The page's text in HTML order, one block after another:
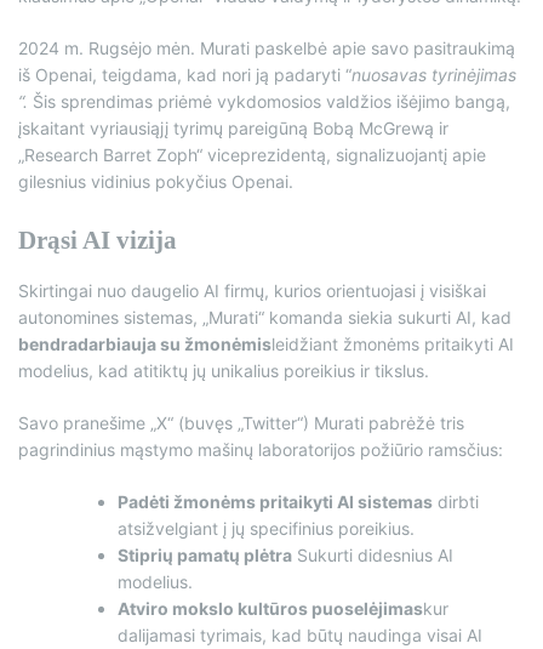
2024 m. Rugsėjo mėn. Murati paskelbė apie savo pasitraukimą
iš Openai, teigdama, kad nori ją padaryti “nuosavas tyrinėjimas
“. Šis sprendimas priėmė vykdomosios valdžios išėjimo bangą,
įskaitant vyriausiąjį tyrimų pareigūną Bobą McGrewą ir
„Research Barret Zoph“ viceprezidentą, signalizuojantį apie
gilesnius vidinius pokyčius Openai.
Drąsi AI vizija
Skirtingai nuo daugelio AI firmų, kurios orientuojasi į visiškai
autonomines sistemas, „Murati“ komanda siekia sukurti AI, kad
bendradarbiauja su žmonėmisleidžiant žmonėms pritaikyti AI
modelius, kad atitiktų jų unikalius poreikius ir tikslus.
Savo pranešime „X“ (buvęs „Twitter“) Murati pabrėžė tris
pagrindinius mąstymo mašinų laboratorijos požiūrio ramsčius:
Padėti žmonėms pritaikyti AI sistemas dirbti
atsižvelgiant į jų specifinius poreikius.
Stiprių pamatų plėtra Sukurti didesnius AI
modelius.
Atviro mokslo kultūros puoselėjimaskur
dalijamasi tyrimais, kad būtų naudinga visai AI